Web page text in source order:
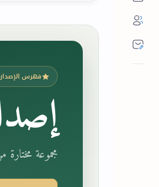
فهرس
مجموعة